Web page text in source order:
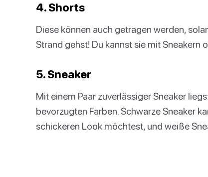
4. Shorts
Diese können auch getragen werden,
Strand gehst! Du kannst sie mit Sneakern
5. Sneaker
Mit einem Paar zuverlässiger Sneaker
bevorzugten Farben. Schwarze Sneaker
schickeren Look möchtest, und weiße